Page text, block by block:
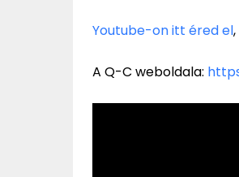
Youtube-on itt éred el,
A Q-C weboldala: